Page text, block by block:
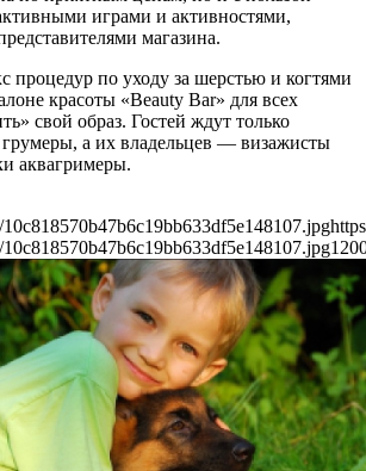
играми и активностями,
магазина.
процедур по уходу за шерстью и когтями
красоты «Beauty Bar» для всех
свой образ. Гостей ждут только
а их владельцев — визажисты
аквагримеры.
10c818570b47b6c19bb633df5e148107.jpg
10c818570b47b6c19bb633df5e148107.jpg